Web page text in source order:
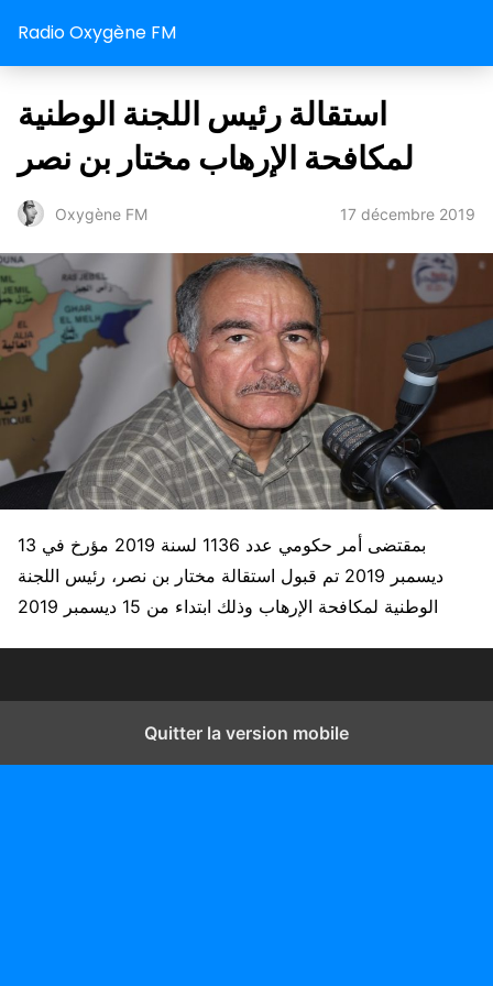
Radio Oxygène FM
استقالة رئیس اللجنة الوطنیة
لمكافحة الإرھاب مختار بن نصر
Oxygène FM 17 décembre 2019
بمقتضى أمر حكومي عدد 1136 لسنة 2019 مؤرخ في 13
ديسمبر 2019 تم قبول استقالة مختار بن نصر، رئیس اللجنة
الوطنیة لمكافحة الإرھاب وذلك ابتداء من 15 ديسمبر 2019
Quitter la version mobile